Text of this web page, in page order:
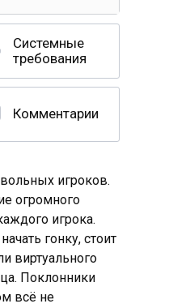
Системные
требования
Комментарии
игроков.
огромного
игрока.
гонку, стоит
виртуального
Поклонники
всё не